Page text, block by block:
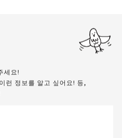
세요!
런 정보를 알고 싶어요! 등,